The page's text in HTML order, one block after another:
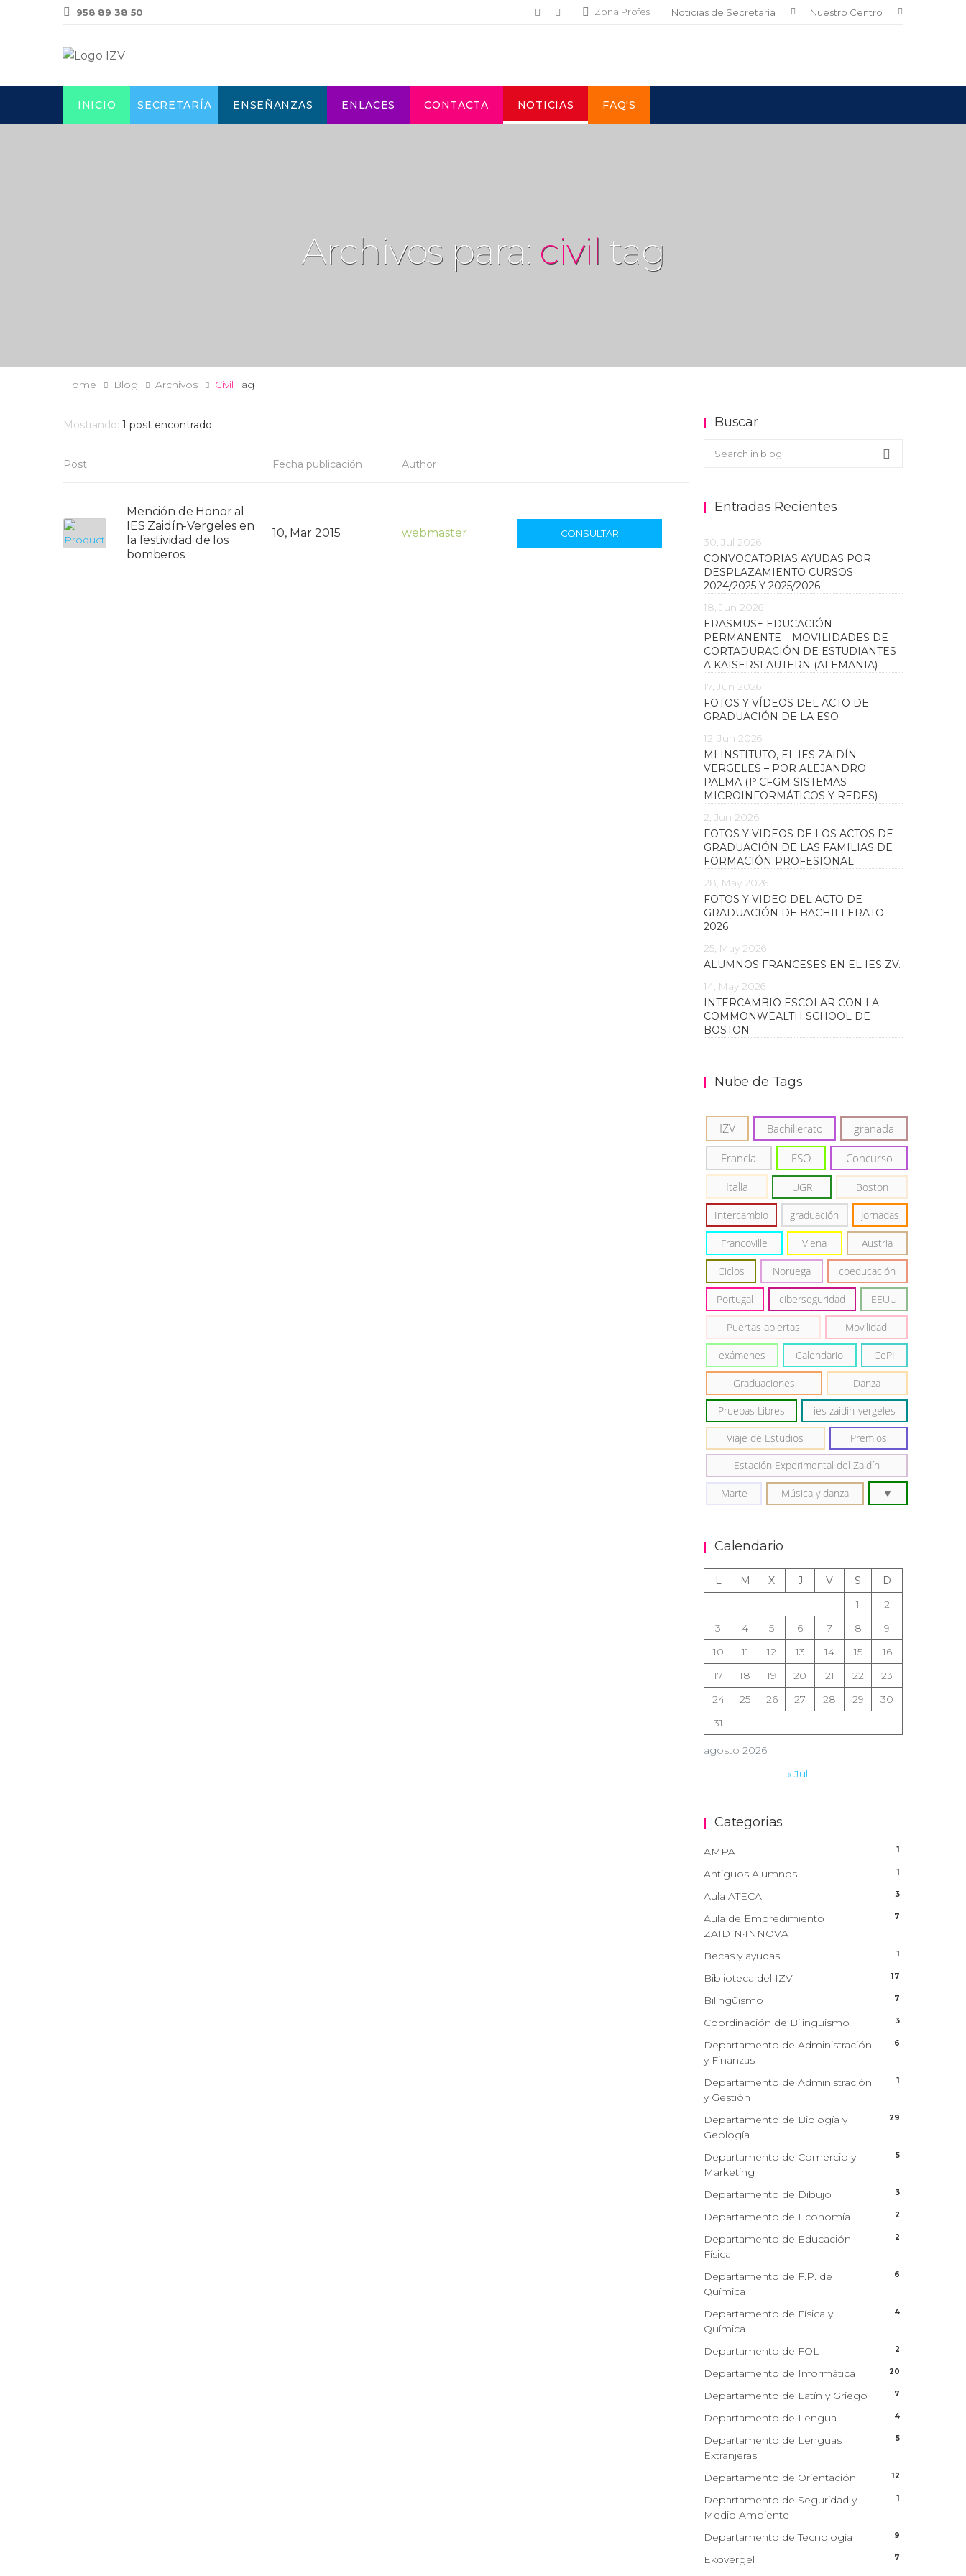
958 89 38 50 Zona Profes Noticias de Secretaría Nuestro Centro
INICIO SECRETARÍA ENSEÑANZAS ENLACES CONTACTA NOTICIAS FAQ'S
Archivos para: civil tag
Home Blog Archivos Civil Tag
Mostrando: 1 post encontrado
Post Fecha publicación Author
Mención de Honor al
IES Zaidín-Vergeles en
la festividad de los
bomberos
10, Mar 2015 webmaster CONSULTAR
Buscar
Buscar en el blog
Search
Entradas Recientes
30, Jul 2026
CONVOCATORIAS AYUDAS POR
DESPLAZAMIENTO CURSOS
2024/2025 Y 2025/2026
18, Jun 2026
ERASMUS+ EDUCACIÓN
PERMANENTE – MOVILIDADES DE
CORTADURACIÓN DE ESTUDIANTES
A KAISERSLAUTERN (ALEMANIA)
17, Jun 2026
FOTOS Y VÍDEOS DEL ACTO DE
GRADUACIÓN DE LA ESO
12, Jun 2026
MI INSTITUTO, EL IES ZAIDÍN-
VERGELES – POR ALEJANDRO
PALMA (1º CFGM SISTEMAS
MICROINFORMÁTICOS Y REDES)
2, Jun 2026
FOTOS Y VIDEOS DE LOS ACTOS DE
GRADUACIÓN DE LAS FAMILIAS DE
FORMACIÓN PROFESIONAL.
28, May 2026
FOTOS Y VIDEO DEL ACTO DE
GRADUACIÓN DE BACHILLERATO
2026
25, May 2026
ALUMNOS FRANCESES EN EL IES ZV.
14, May 2026
INTERCAMBIO ESCOLAR CON LA
COMMONWEALTH SCHOOL DE
BOSTON
Nube de Tags
IZV Bachillerato granada
Francia ESO
Concurso
Italia
UGR Boston
Intercambio graduación Jornadas
Francoville Viena Austria
Ciclos Noruega coeducación
Portugal ciberseguridad EEUU
Puertas abiertas Movilidad
exámenes Calendario CePI
Graduaciones Danza
Pruebas Libres ies zaidín-vergeles
Viaje de Estudios Premios
Estación Experimental del Zaidín
Marte Música y danza
Calendario
agosto 2026
L M X J V S
D
1
2
3
4 5 6 7 8
9
10
11 12 13 14 15
16
17
18 19 20 21 22
23
24
25 26 27 28 29
30
31
« Jul
Categorias
AMPA 1
Antiguos Alumnos 1
Aula ATECA 3
Aula de Empredimiento
ZAIDIN·INNOVA
7
Becas y ayudas 1
Biblioteca del IZV 17
Bilingüismo 7
Coordinación de Bilingüismo 3
Departamento de Administración
y Finanzas
6
Departamento de Administración
y Gestión
1
Departamento de Biología y
Geología
29
Departamento de Comercio y
Marketing
5
Departamento de Dibujo 3
Departamento de Economía 2
Departamento de Educación
Física
2
Departamento de F.P. de
Química
6
Departamento de Física y
Química
4
Departamento de FOL 2
Departamento de Informática 20
Departamento de Latín y Griego 7
Departamento de Lengua 4
Departamento de Lenguas
Extranjeras
5
Departamento de Orientación 12
Departamento de Seguridad y
Medio Ambiente
1
Departamento de Tecnología 9
Ekovergel 7